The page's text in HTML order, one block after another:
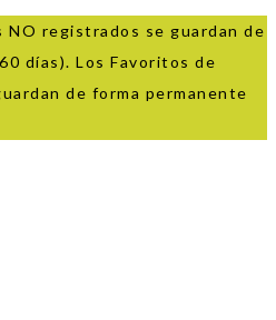
NO registrados se guardan de
días). Los Favoritos de
de forma permanente